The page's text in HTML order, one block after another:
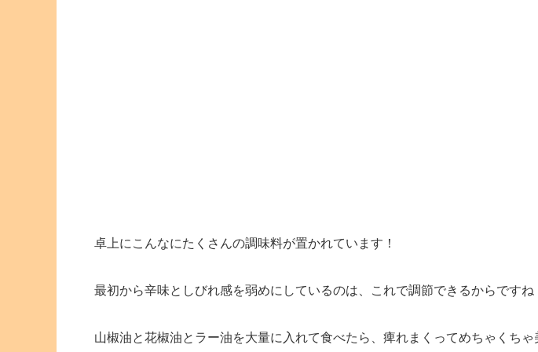
卓上にこんなにたくさんの調味料が置かれています！
最初から辛味としびれ感を弱めにしているのは、これで調節できるからですね
山椒油と花椒油とラー油を大量に入れて食べたら、痺れまくってめちゃくちゃ